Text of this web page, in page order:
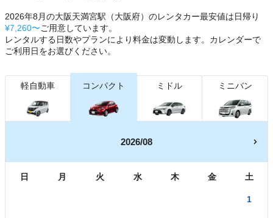
2026年8月の大阪天満宮駅（大阪府）のレンタカー最安値は日帰り
¥7,260〜ご用意しています。
レンタルする日数やプランにより料金は変動します。カレンダーで
ご利用日をお選びください。
軽自動車 コンパクト ミドル ミニバン
2026/08
日 月 火 水 木 金 土
1